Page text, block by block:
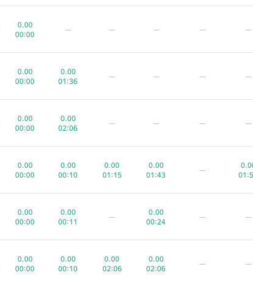
0.00
00:00
— — — — —
0.00
00:00
0.00
01:36
— — — —
0.00
00:00
0.00
02:06
— — — —
0.00
00:00
0.00
00:10
0.00
01:15
0.00
01:43
—
0.00
00:00
0.00
00:11
—
0.00
00:24
— —
0.00
00:00
0.00
00:10
0.00
02:06
0.00
02:06
— —